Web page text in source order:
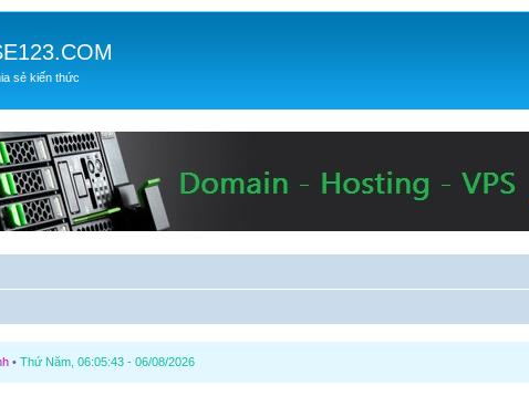
sẻ kiến thức
• Thứ Năm, 06:05:43 - 06/08/2026